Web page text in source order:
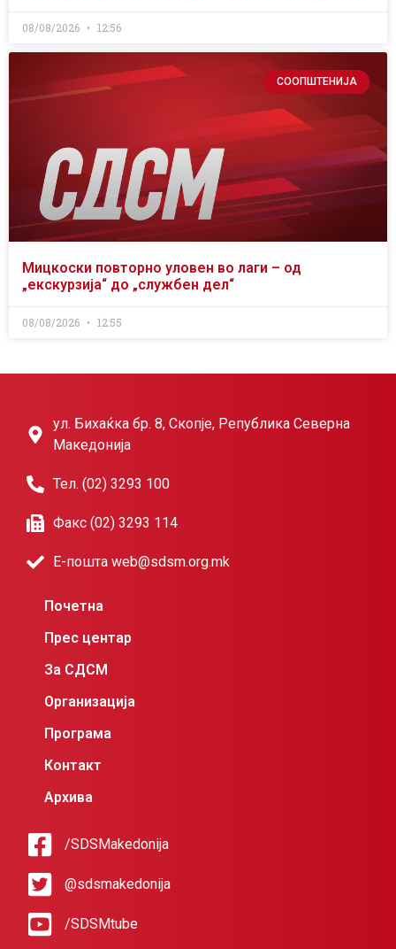
08/08/2026 12:56
СООПШТЕНИЈА
Мицкоски повторно уловен во лаги – од
„екскурзија“ до „службен дел“
08/08/2026 12:55
ул. Бихаќка бр. 8, Скопје, Република Северна
Македонија
Тел. (02) 3293 100
Факс (02) 3293 114
Е-пошта web@sdsm.org.mk
Почетна
Прес центар
За СДСМ
Организација
Програма
Контакт
Архива
/SDSMakedonija
@sdsmakedonija
/SDSMtube